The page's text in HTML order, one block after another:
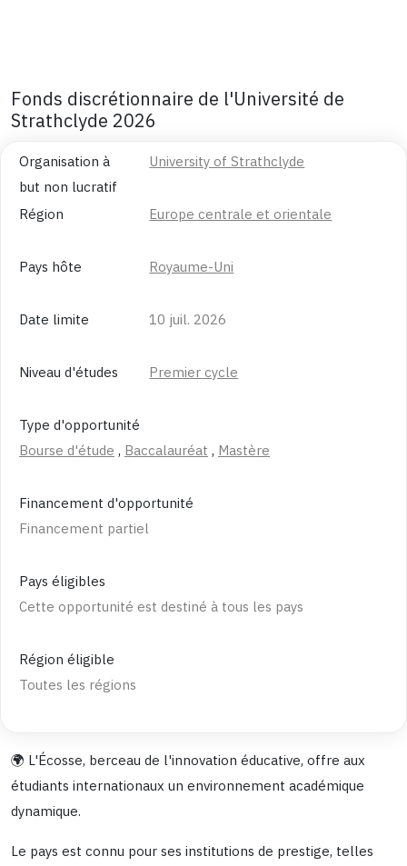
Fonds discrétionnaire de l'Université de
Strathclyde 2026
Organisation à
but non lucratif
University of Strathclyde
Région Europe centrale et orientale
Pays hôte Royaume-Uni
Date limite 10 juil. 2026
Niveau d'études Premier cycle
Type d'opportunité
Bourse d'étude , Baccalauréat , Mastère
Financement d'opportunité
Financement partiel
Pays éligibles
Cette opportunité est destiné à tous les pays
Région éligible
Toutes les régions
🌍 L'Écosse, berceau de l'innovation éducative, offre aux
étudiants internationaux un environnement académique
dynamique.
Le pays est connu pour ses institutions de prestige, telles